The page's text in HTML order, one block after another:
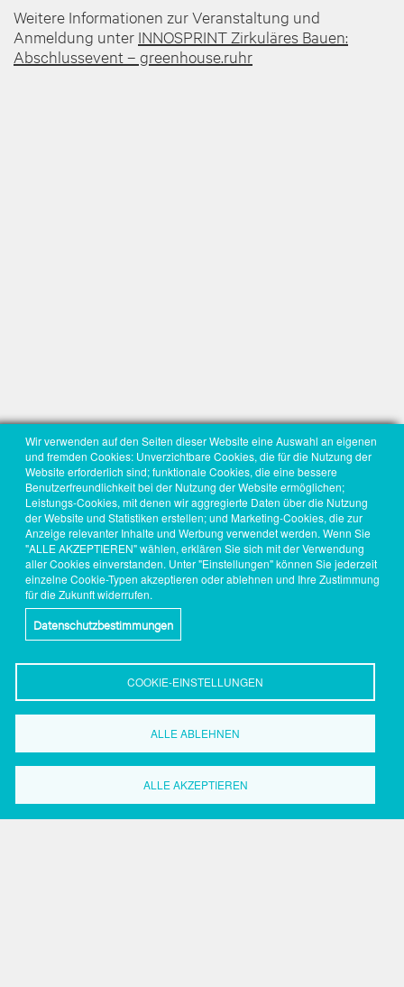
Weitere Informationen zur Veranstaltung und
Anmeldung unter INNOSPRINT Zirkuläres Bauen:
Abschlussevent – greenhouse.ruhr
Wir verwenden auf den Seiten dieser Website eine Auswahl an eigenen
und fremden Cookies: Unverzichtbare Cookies, die für die Nutzung der
Website erforderlich sind; funktionale Cookies, die eine bessere
Benutzerfreundlichkeit bei der Nutzung der Website ermöglichen;
Leistungs-Cookies, mit denen wir aggregierte Daten über die Nutzung
der Website und Statistiken erstellen; und Marketing-Cookies, die zur
Anzeige relevanter Inhalte und Werbung verwendet werden. Wenn Sie
"ALLE AKZEPTIEREN" wählen, erklären Sie sich mit der Verwendung
aller Cookies einverstanden. Unter "Einstellungen" können Sie jederzeit
einzelne Cookie-Typen akzeptieren oder ablehnen und Ihre Zustimmung
für die Zukunft widerrufen.
Datenschutzbestimmungen
COOKIE-EINSTELLUNGEN
ALLE ABLEHNEN
ALLE AKZEPTIEREN
Wirtschaftsförderung